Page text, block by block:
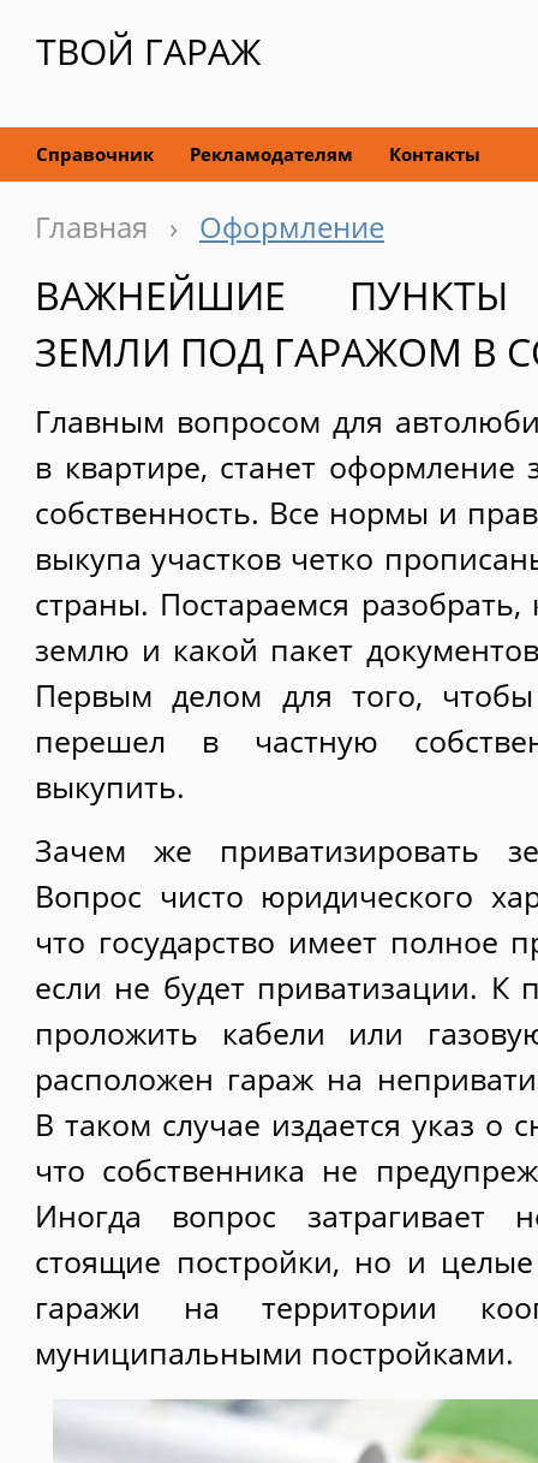
ТВОЙ ГАРАЖ
Справочник Рекламодателям Контакты
Главная › Оформление
ВАЖНЕЙШИЕ
ЗЕМЛИ ПОД ГАРАЖОМ В
Главным вопросом для
в квартире, станет
собственность. Все нормы и
выкупа участков четко
страны. Постараемся разобрать,
землю и какой пакет
Первым делом для того,
перешел в частную
выкупить.
Зачем же приватизировать
Вопрос чисто юридического
что государство имеет полное
если не будет приватизации. К
проложить кабели или
расположен гараж на
В таком случае издается указ о
что собственника не
Иногда вопрос затрагивает
стоящие постройки, но и
гаражи на территории
муниципальными постройками.